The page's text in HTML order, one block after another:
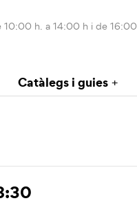
10:00 h. a 14:00 h i de
Catàlegs i guies